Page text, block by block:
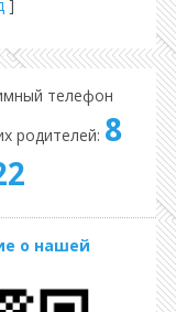
]
телефон
родителей: 8
о нашей